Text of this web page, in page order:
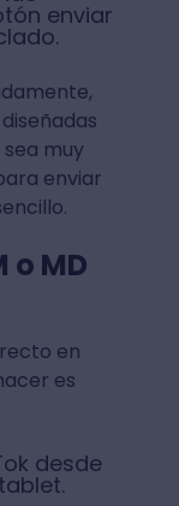
enviar
muy
enviar
o MD
en
es
desde